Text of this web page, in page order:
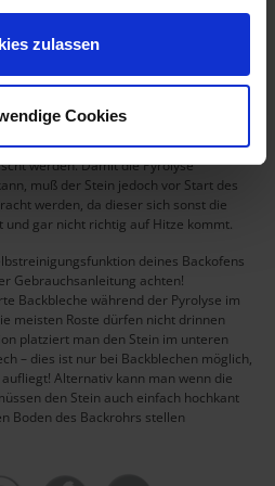
zulassen
Cookies
Rückstände in der Pizza haben!
(Pyrolyse) hat,
keine Sorgen mehr zu machen. Bei der
selbst die eingebranntesten Flecken zu
des Steines bequem mit einer Bürste
werden. Damit die Pyrolyse
muß der Stein jedoch vor Start des
werden, da dieser sich sonst die
gar nicht richtig auf Hitze kommt.
deines Backofens
Gebrauchsanleitung achten!
Backbleche während der Pyrolyse im
meisten Roste dürfen nicht drinnen
platziert man den Stein im unteren
– dies ist nur bei Backblechen möglich,
Alternativ kann man wenn die
den Stein auch einfach hochkant
Boden des Backrohrs stellen